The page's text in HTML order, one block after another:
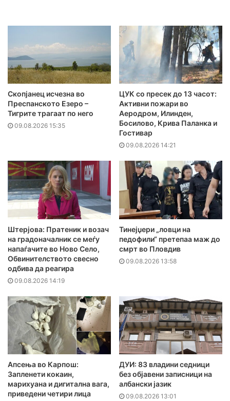
Скопјанец исчезна во
Преспанското Езеро –
Тигрите трагаат по него
09.08.2026 15:35
ЦУК со пресек до 13 часот:
Активни пожари во
Аеродром, Илинден,
Босилово, Крива Паланка и
Гостивар
09.08.2026 14:21
Штерјова: Пратеник и возач
на градоначалник се меѓу
напаѓачите во Ново Село,
Обвинителството свесно
одбива да реагира
09.08.2026 14:19
Тинејџери „ловци на
педофили“ претепаа маж до
смрт во Пловдив
09.08.2026 13:58
Апсења во Карпош:
Запленети кокаин,
марихуана и дигитална вага,
приведени четири лица
ДУИ: 83 владини седници
без објавени записници на
албански јазик
09.08.2026 13:01